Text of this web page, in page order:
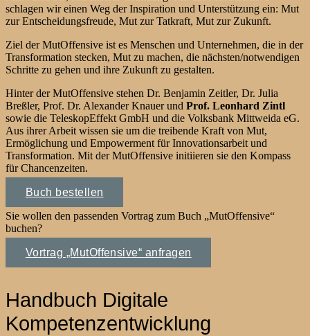
schlagen wir einen Weg der Inspiration und Unterstützung ein: Mut
zur Entscheidungsfreude, Mut zur Tatkraft, Mut zur Zukunft.
Ziel der MutOffensive ist es Menschen und Unternehmen, die in der
Transformation stecken, Mut zu machen, die nächsten/notwendigen
Schritte zu gehen und ihre Zukunft zu gestalten.
Hinter der MutOffensive stehen Dr. Benjamin Zeitler, Dr. Julia
Breßler, Prof. Dr. Alexander Knauer und Prof. Leonhard Zintl
sowie die TeleskopEffekt GmbH und die Volksbank Mittweida eG.
Aus ihrer Arbeit wissen sie um die treibende Kraft von Mut,
Ermöglichung und Empowerment für Innovationsarbeit und
Transformation. Mit der MutOffensive initiieren sie den Kompass
für Chancenzeiten.
Buch bestellen
Sie wollen den passenden Vortrag zum Buch „MutOffensive“
buchen?
Vortrag „MutOffensive“ anfragen
Handbuch Digitale
Kompetenzentwicklung